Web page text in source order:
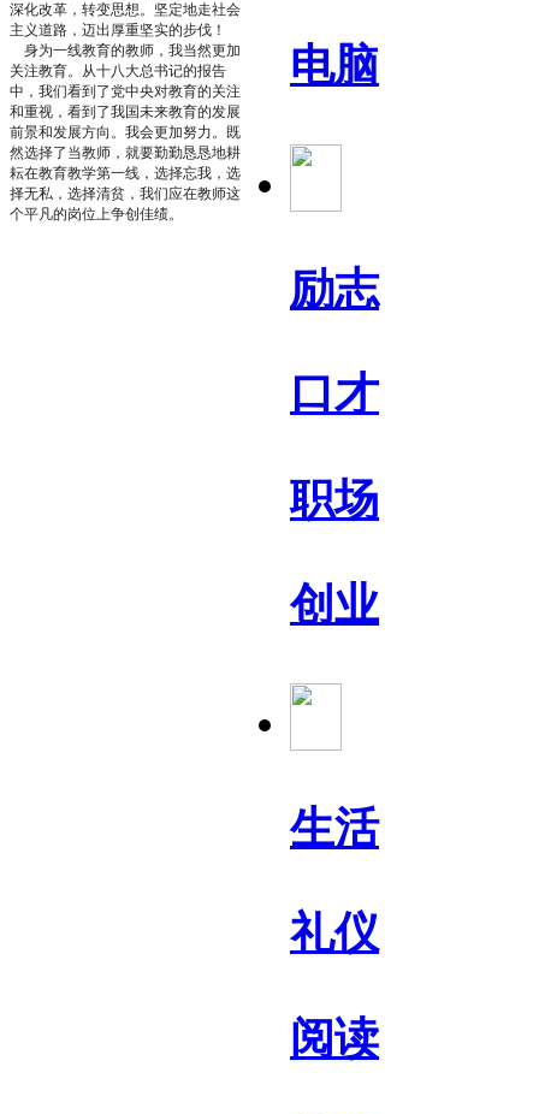
电脑
励志
口才
职场
创业
生活
礼仪
阅读
深化改革，转变思想。坚定地走社会
主义道路，迈出厚重坚实的步伐！
身为一线教育的教师，我当然更加
关注教育。从十八大总书记的报告
中，我们看到了党中央对教育的关注
和重视，看到了我国未来教育的发展
前景和发展方向。我会更加努力。既
然选择了当教师，就要勤勤恳恳地耕
耘在教育教学第一线，选择忘我，选
择无私，选择清贫，我们应在教师这
个平凡的岗位上争创佳绩。